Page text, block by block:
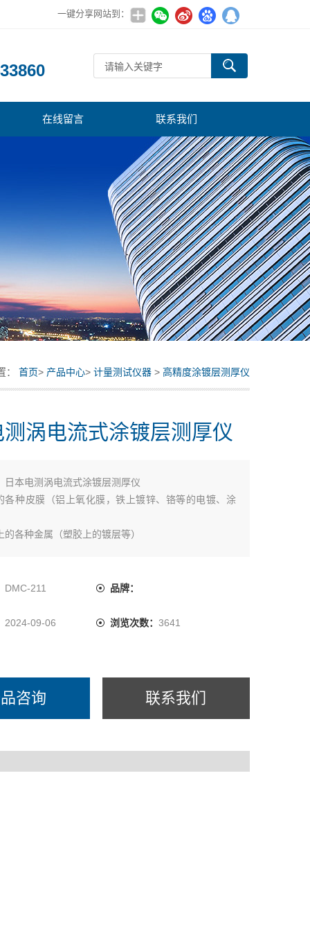
一键分享网站到：
在线留言 联系我们
： 首页> 产品中心> 计量测试仪器 > 高精度涂镀层测厚仪
测涡电流式涂镀层测厚仪
日本电测涡电流式涂镀层测厚仪
各种皮膜（铝上氧化膜，铁上镀锌、铬等的电镀、涂
的各种金属（塑胶上的镀层等）
DMC-211 品牌：
2024-09-06 浏览次数： 3641
咨询 联系我们